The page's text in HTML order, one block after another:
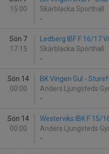
15:00
Skärblacka Sporthall
-
Sön 7
17:15
Ledberg IBF F 16/17
Skärblacka Sporthall
-
Sön 14
00:00
BK Vingen Gul -
Anders Ljungsteds
-
Sön 14
00:00
Westerviks IBK F 15/
Anders Ljungsteds
-